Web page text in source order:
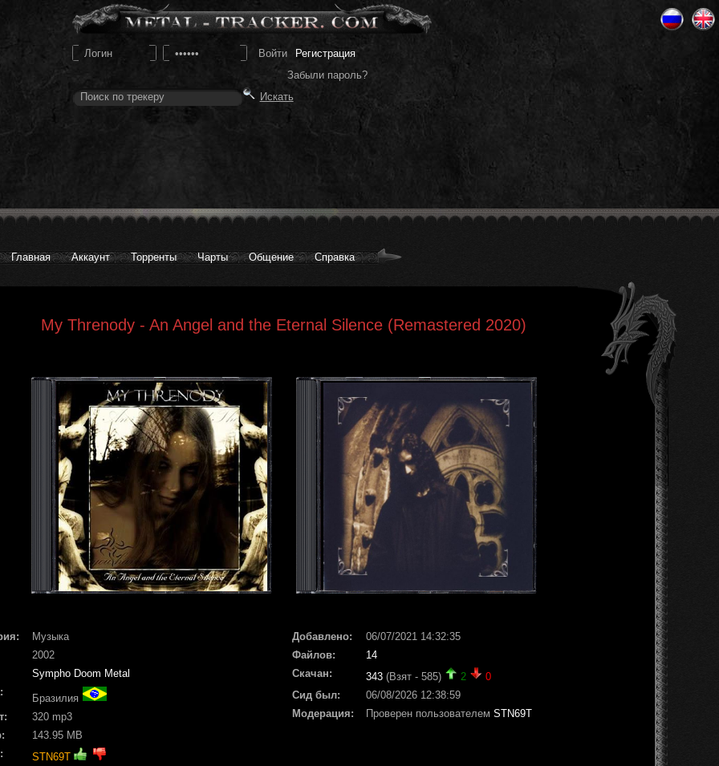
Регистрация
Забыли пароль?
Главная Аккаунт Торренты Чарты Общение Справка
My Threnody - An Angel and the Eternal Silence (Remastered 2020)
Музыка
2002
Sympho Doom Metal
Бразилия
320 mp3
143.95 MB
STN69T
Добавлено:
06/07/2021 14:32:35
Файлов:
14
Скачан:
343 (Взят - 585) 2
0
Сид был:
06/08/2026 12:38:59
Модерация:
Проверен пользователем STN69T